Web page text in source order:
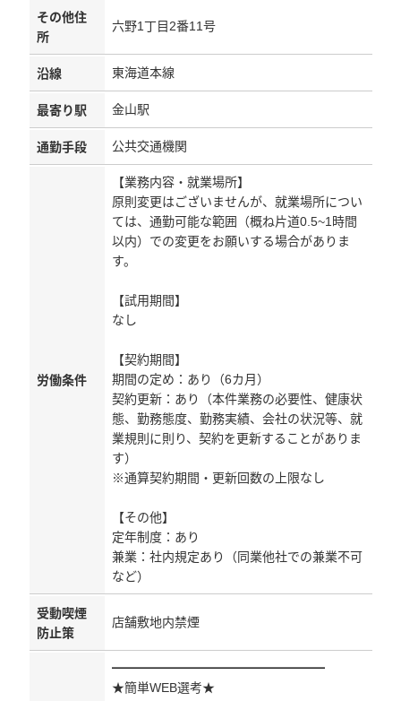
その他住
所
六野1丁目2番11号
沿線 東海道本線
最寄り駅 金山駅
通勤手段 公共交通機関
労働条件
【業務内容・就業場所】
原則変更はございませんが、就業場所につい
ては、通勤可能な範囲（概ね片道0.5~1時間
以内）での変更をお願いする場合がありま
す。
【試用期間】
なし
【契約期間】
期間の定め：あり（6カ月）
契約更新：あり（本件業務の必要性、健康状
態、勤務態度、勤務実績、会社の状況等、就
業規則に則り、契約を更新することがありま
す）
※通算契約期間・更新回数の上限なし
【その他】
定年制度：あり
兼業：社内規定あり（同業他社での兼業不可
など）
受動喫煙
防止策
店舗敷地内禁煙
━━━━━━━━━━━━━━━━━
★簡単WEB選考★